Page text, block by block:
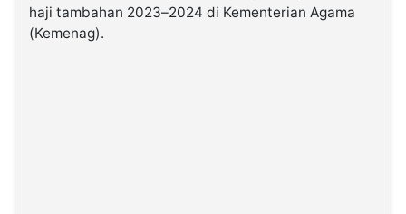
2026haji tambahan 2023–2024 di Kementerian Agama
(Kemenag).